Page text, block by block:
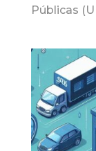
Públicas